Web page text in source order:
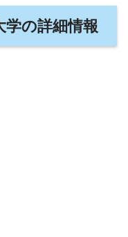
学の詳細情報